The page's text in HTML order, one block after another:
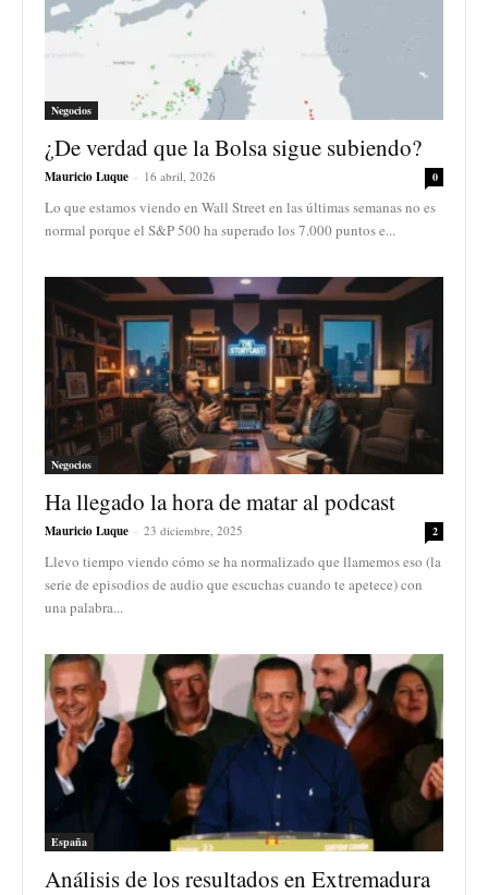
Negocios
¿De verdad que la Bolsa sigue subiendo?
Mauricio Luque - 16 abril, 2026 0
Lo que estamos viendo en Wall Street en las últimas semanas no es
normal porque el S&P 500 ha superado los 7.000 puntos e...
Negocios
Ha llegado la hora de matar al podcast
Mauricio Luque - 23 diciembre, 2025 2
Llevo tiempo viendo cómo se ha normalizado que llamemos eso (la
serie de episodios de audio que escuchas cuando te apetece) con
una palabra...
España
Análisis de los resultados en Extremadura